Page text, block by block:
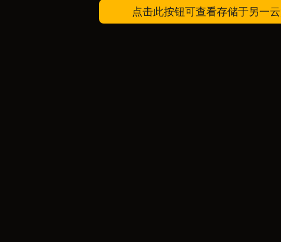
点击此按钮可查看存储于另一